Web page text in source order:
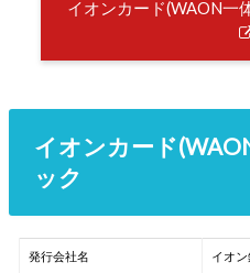
イオンカード(WAON一
イオンカード
ック
発行会社名 イオ